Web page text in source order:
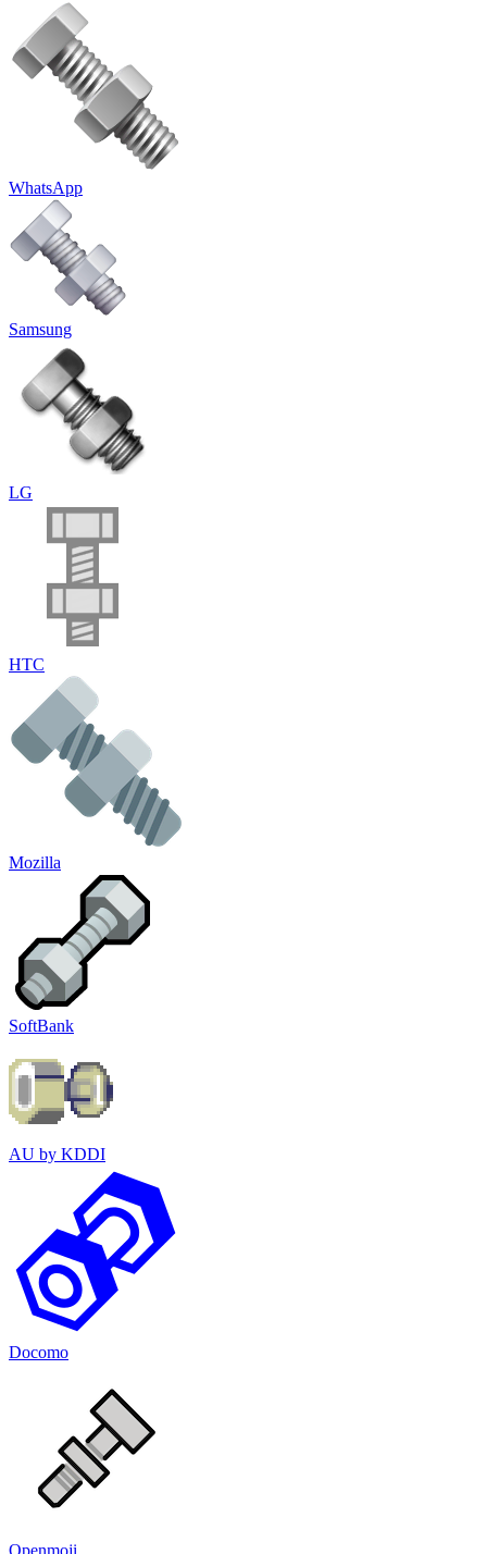
WhatsApp
Samsung
LG
HTC
Mozilla
SoftBank
AU by KDDI
Docomo
Openmoji